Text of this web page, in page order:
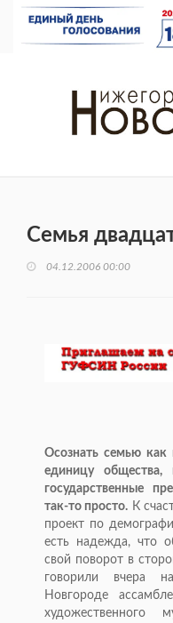
Семья
04.12.2006 00:00
Осознать семью как
единицу общества,
государственные
так-то просто. К
проект по
есть надежда, что
свой поворот в
говорили вчера
Новгороде
художественного